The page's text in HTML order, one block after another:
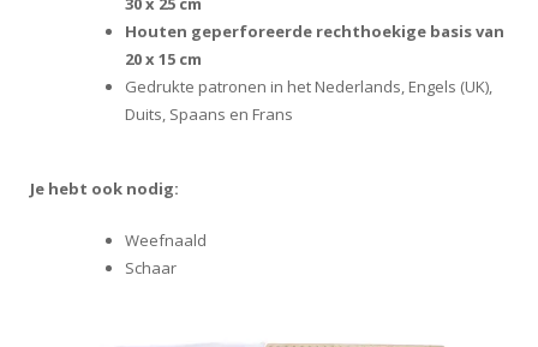
Houten geperforeerde rechthoekige basis van
20 x 15 cm
Gedrukte patronen in het Nederlands, Engels (UK),
Duits, Spaans en Frans
Je hebt ook nodig:
Weefnaald
Schaar